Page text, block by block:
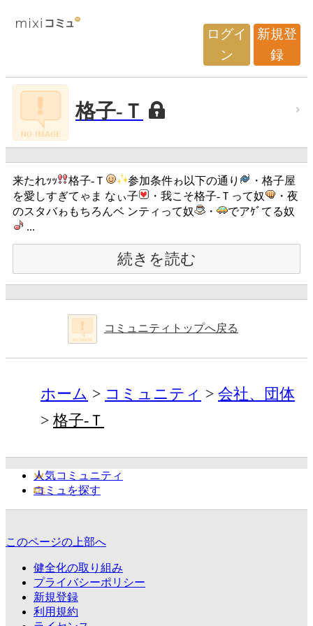
ログイ
ン
新規登
録
格子-Ｔ
来たれｯｯ 格子-Ｔ 参加条件ゎ以下の通り
・格子屋
を愛しすぎてゃま なぃ子
・我こそ格子-Ｔって奴
・夜
のスタバゎもちろんベ ンティって奴
・
でアｹﾞてる奴
...
続きを読む
コミュニティトップへ戻る
ホーム コミュニティ
会社、団体
格子-Ｔ
人気コミュニティ
コミュを探す
このページの上部へ
健全化の取り組み
プライバシーポリシー
新規登録
利用規約